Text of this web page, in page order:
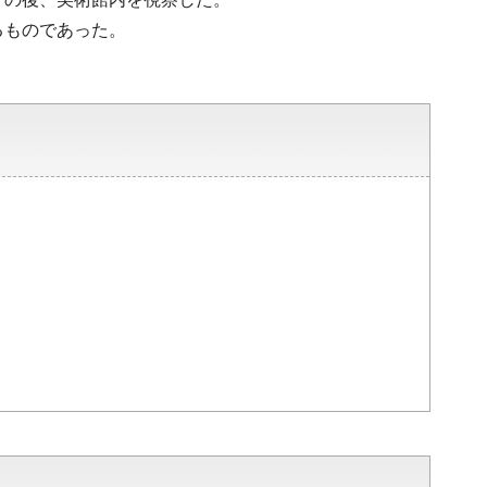
のであった。